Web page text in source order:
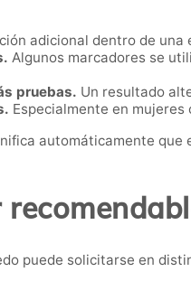
adicional dentro de una
Algunos marcadores se
pruebas. Un resultado
Especialmente en
automáticamente
puede solicitarse en